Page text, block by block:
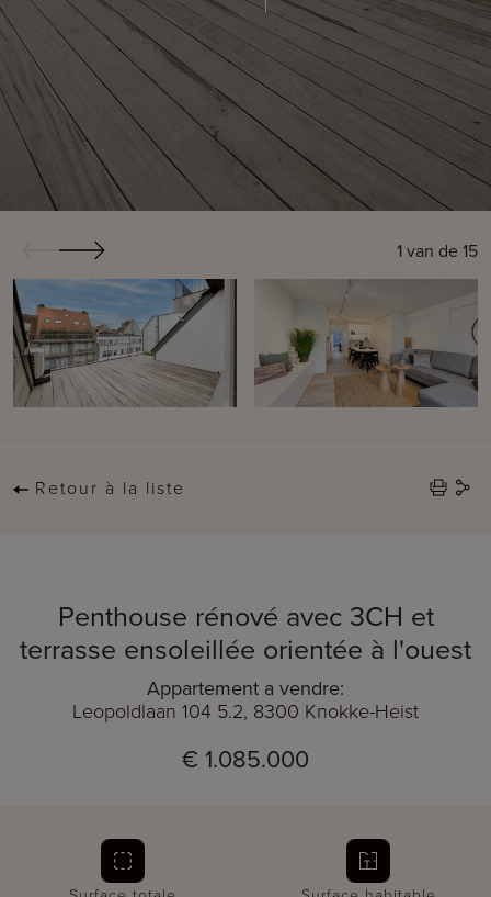
1 van de15
Retour à la liste
Penthouse rénové avec 3CH et
terrasse ensoleillée orientée à l'ouest
Appartement a vendre:
Leopoldlaan 104 5.2, 8300 Knokke-Heist
€ 1.085.000